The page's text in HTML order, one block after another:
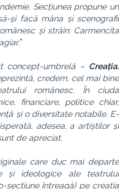
Secțiunea propune un
și facă mâna și scenografii
și străin: Carmencita
”
concept-umbrelă – Creația.
credem, cel mai bine
românesc. În ciuda
financiare, politice chiar,
și o diversitate notabile. E-
adesea, a artiștilor și
de apreciat.
care duc mai departe
și ideologice ale teatrului
secțiune întreagă) pe creația